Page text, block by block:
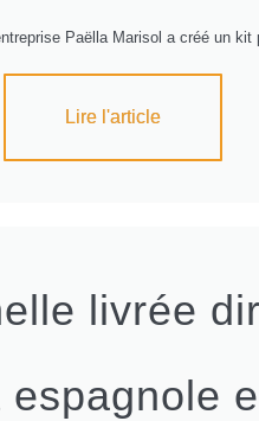
Paëlla Marisol a créé un
Lire l'article
livrée